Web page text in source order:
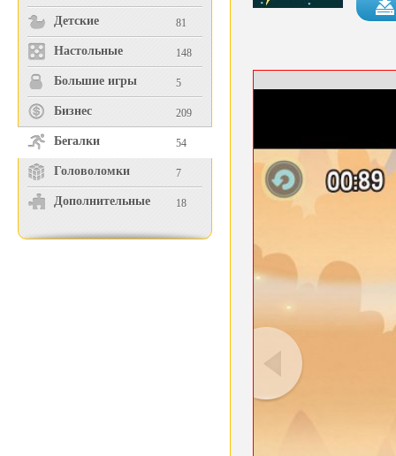
Детские 81
Настольные 148
Большие игры 5
Бизнес 209
Бегалки 54
Головоломки 7
Дополнительные 18